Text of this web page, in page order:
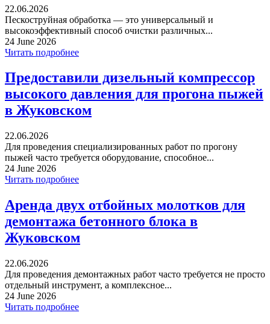
22.06.2026
Пескоструйная обработка — это универсальный и
высокоэффективный способ очистки различных...
24 June 2026
Читать подробнее
Предоставили дизельный компрессор
высокого давления для прогона пыжей
в Жуковском
22.06.2026
Для проведения специализированных работ по прогону
пыжей часто требуется оборудование, способное...
24 June 2026
Читать подробнее
Аренда двух отбойных молотков для
демонтажа бетонного блока в
Жуковском
22.06.2026
Для проведения демонтажных работ часто требуется не просто
отдельный инструмент, а комплексное...
24 June 2026
Читать подробнее